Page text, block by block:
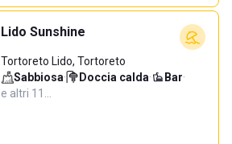
Lido Sunshine
Tortoreto Lido, Tortoreto
Sabbiosa· Doccia calda· Bar·
e altri 11…